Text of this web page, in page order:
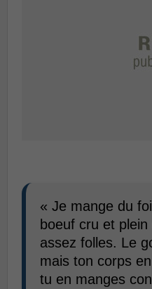
« Je mange du
boeuf cru et
assez folles. Le
mais ton corps
tu en manges